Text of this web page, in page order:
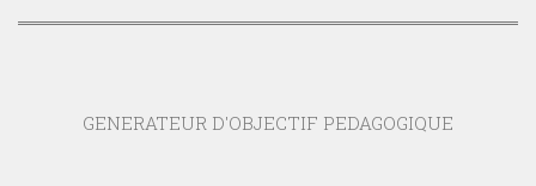
GENERATEUR D'OBJECTIF PEDAGOGIQUE